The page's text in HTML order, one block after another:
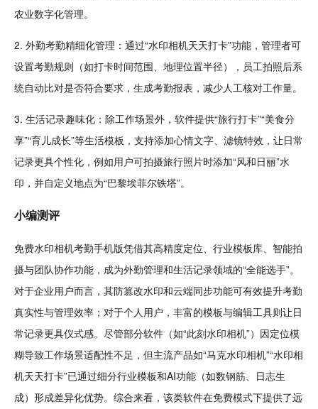
农业数字化管理。
2. 外勤考勤精细化管理：通过“水印相机天天打卡”功能，管理者可
设置考勤规则（如打卡时间范围、地理位置半径），员工拍照后系
统自动比对是否符合要求，生成考勤报表，减少人工核对工作量。
3. 生活记录趣味化：除工作场景外，软件提供“旅行打卡”“美食分
享”“育儿成长”等生活模板，支持添加心情文字、滤镜特效 ，让日常
记录更具个性化，例如用户可拍摄旅行照片时添加“风和日丽”水
印，并自定义地点为“巴黎埃菲尔铁塔”。
小编测评
免费水印相机考勤手机版凭借其高精度定位、行业模板库、智能拍
摄与团队协作功能，成为外勤管理和生活记录领域的“全能选手”。
对于企业用户而言，其防篡改水印和云端同步功能可有效提升考勤
真实性与管理效率；对于个人用户，丰富的模板与编辑工具则让日
常记录更具仪式感。尽管部分软件（如“此刻水印相机”）因定位模
糊导致工作场景适配性不足，但主流产品如“马克水印相机”“水印相
机天天打卡”已通过细分行业模板和AI功能（如数钢筋、日志生
成）形成差异化优势。综合来看，该类软件在免费模式下提供了远